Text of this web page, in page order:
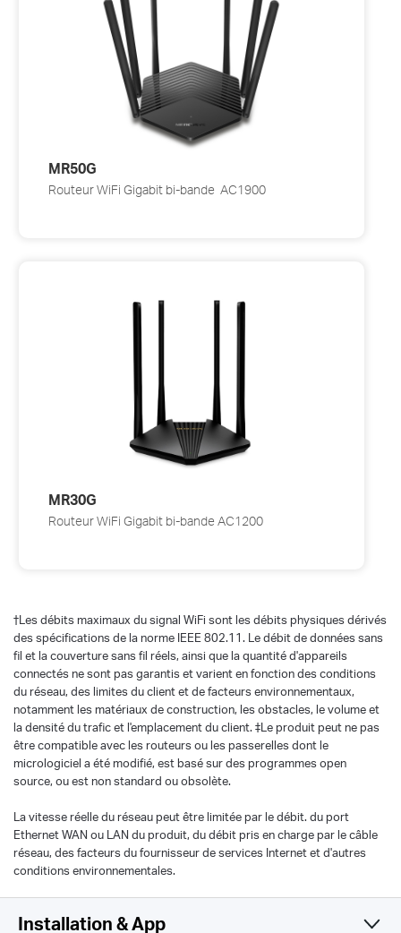
MR50G
Routeur WiFi Gigabit bi-bande AC1900
MR30G
Routeur WiFi Gigabit bi-bande AC1200
†Les débits maximaux du signal WiFi sont les débits physiques dérivés
des spécifications de la norme IEEE 802.11. Le débit de données sans
fil et la couverture sans fil réels, ainsi que la quantité d'appareils
connectés ne sont pas garantis et varient en fonction des conditions
du réseau, des limites du client et de facteurs environnementaux,
notamment les matériaux de construction, les obstacles, le volume et
la densité du trafic et l'emplacement du client. ‡Le produit peut ne pas
être compatible avec les routeurs ou les passerelles dont le
micrologiciel a été modifié, est basé sur des programmes open
source, ou est non standard ou obsolète.
La vitesse réelle du réseau peut être limitée par le débit. du port
Ethernet WAN ou LAN du produit, du débit pris en charge par le câble
réseau, des facteurs du fournisseur de services Internet et d'autres
conditions environnementales.
Installation & App